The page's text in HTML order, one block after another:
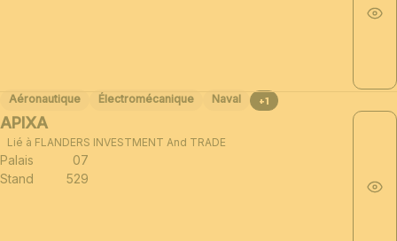
Aéronautique Électromécanique Naval +1
APIXA
Lié à FLANDERS INVESTMENT And TRADE
Palais
07
Stand
529